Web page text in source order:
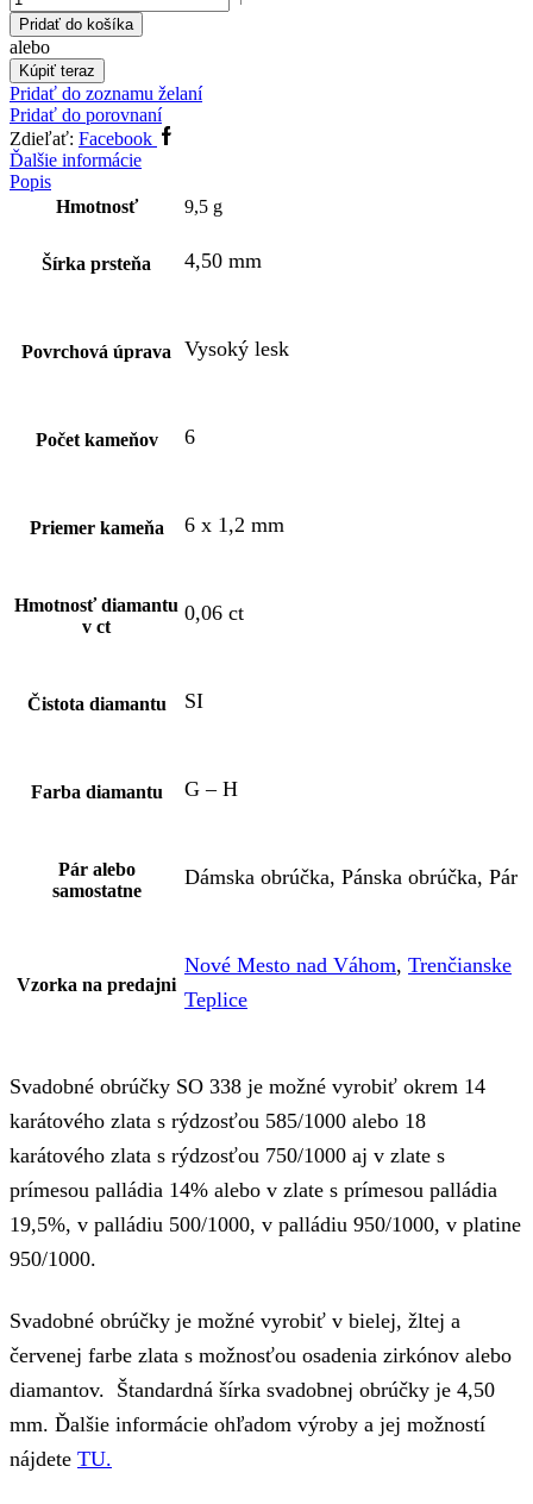
Pridať do košíka
alebo
Kúpiť teraz
Pridať do zoznamu želaní
Pridať do porovnaní
Zdieľať: Facebook
Ďalšie informácie
Popis
Hmotnosť
9,5 g
Šírka prsteňa 4,50 mm
Povrchová úprava Vysoký lesk
Počet kameňov 6
Priemer kameňa 6 x 1,2 mm
Hmotnosť diamantu
v ct
0,06 ct
Čistota diamantu SI
Farba diamantu G – H
Pár alebo
samostatne
Dámska obrúčka, Pánska obrúčka, Pár
Vzorka na predajni
Nové Mesto nad Váhom, Trenčianske
Teplice
Svadobné obrúčky SO 338 je možné vyrobiť okrem 14
karátového zlata s rýdzosťou 585/1000 alebo 18
karátového zlata s rýdzosťou 750/1000 aj v zlate s
prímesou palládia 14% alebo v zlate s prímesou palládia
19,5%, v palládiu 500/1000, v palládiu 950/1000, v platine
950/1000.
Svadobné obrúčky je možné vyrobiť v bielej, žltej a
červenej farbe zlata s možnosťou osadenia zirkónov alebo
diamantov. Štandardná šírka svadobnej obrúčky je 4,50
mm. Ďalšie informácie ohľadom výroby a jej možností
nájdete TU.